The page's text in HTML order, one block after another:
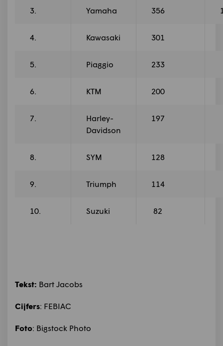
3. Yamaha 356
4. Kawasaki 301
5. Piaggio 233
6. KTM 200
7.
Harley-
Davidson
197
8. SYM 128
9. Triumph 114
10. Suzuki 82
Tekst: Bart Jacobs
Cijfers: FEBIAC
Foto: Bigstock Photo